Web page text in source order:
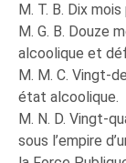
M. T. B. Dix
M. G. B. Douze
alcoolique et
M. M. C. Vingt-
état alcoolique.
M. N. D. Vingt-
sous l’empire